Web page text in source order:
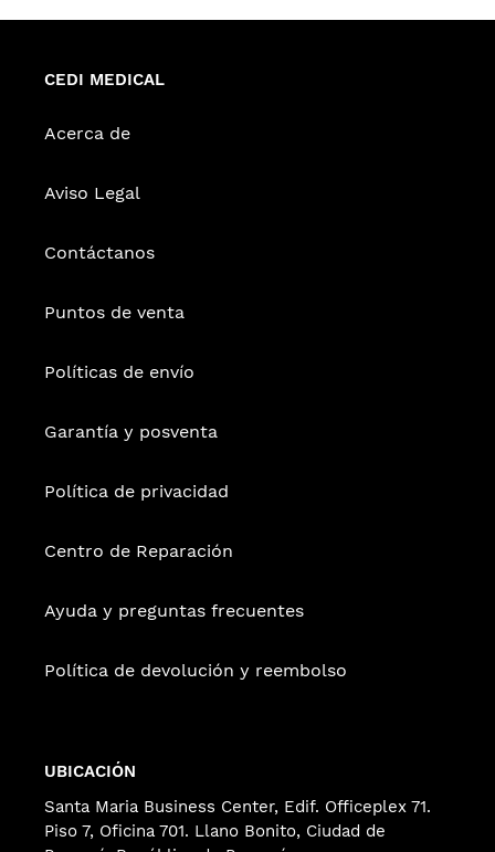
CEDI MEDICAL
Acerca de
Aviso Legal
Contáctanos
Puntos de venta
Políticas de envío
Garantía y posventa
Política de privacidad
Centro de Reparación
Ayuda y preguntas frecuentes
Política de devolución y reembolso
UBICACIÓN
Santa Maria Business Center, Edif. Officeplex 71.
Piso 7, Oficina 701. Llano Bonito, Ciudad de